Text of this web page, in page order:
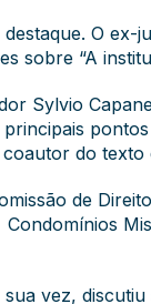
O ex-
sobre “A
Sylvio
principais
do
de
vez,